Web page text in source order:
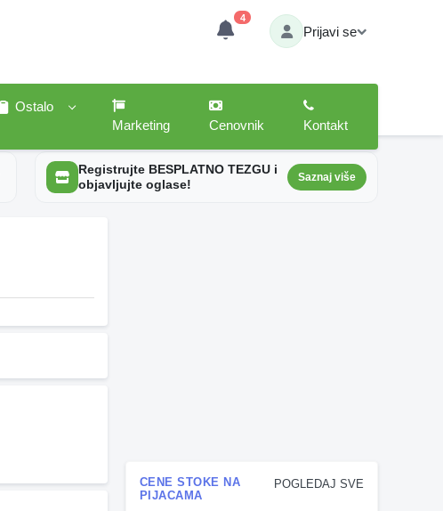
4
Prijavi se
Ostalo
Marketing
Cenovnik Kontakt
Registrujte BESPLATNO TEZGU i
objavljujte oglase!
Saznaj više
POGLEDAJ SVE
CENE STOKE NA
PIJACAMA